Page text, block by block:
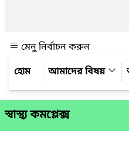
মেনু নির্বাচন করুন
আমাদের বিষয়
স্বাস্থ্য কমপ্লেক্স